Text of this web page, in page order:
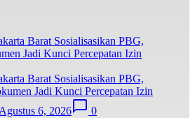
Barat Sosialisasikan PBG,
Jadi Kunci Percepatan Izin
6, 2026 0